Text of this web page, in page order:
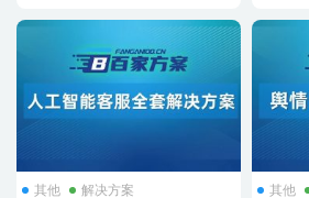
其他 解决方案 其他